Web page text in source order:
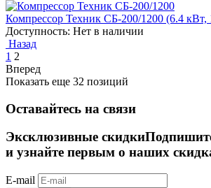
Компрессор Техник СБ-200/1200 (6.4 кВт,
Доступность: Нет в наличии
Назад
1 2
Вперед
Показать еще 32 позиций
Оставайтесь на связи
Эксклюзивные скидки
и узнайте первым о наших
E-mail